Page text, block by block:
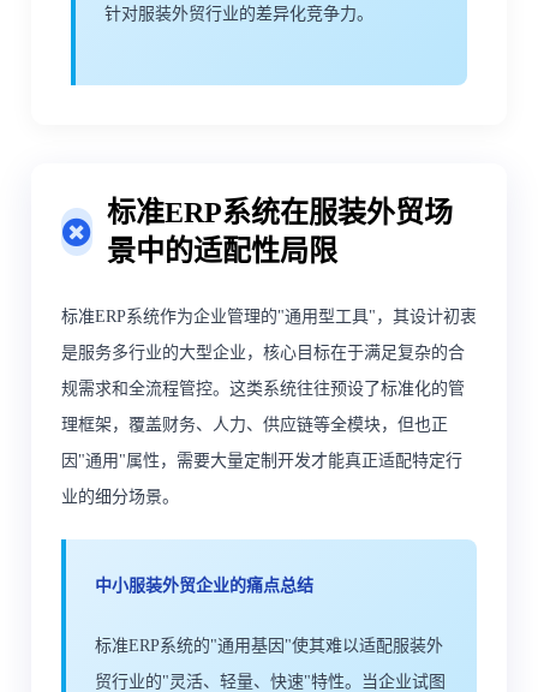
针对服装外贸行业的差异化竞争力。
标准ERP系统在服装外贸场
景中的适配性局限
标准ERP系统作为企业管理的"通用型工具"，其设计初衷
是服务多行业的大型企业，核心目标在于满足复杂的合
规需求和全流程管控。这类系统往往预设了标准化的管
理框架，覆盖财务、人力、供应链等全模块，但也正
因"通用"属性，需要大量定制开发才能真正适配特定行
业的细分场景。
中小服装外贸企业的痛点总结
标准ERP系统的"通用基因"使其难以适配服装外
贸行业的"灵活、轻量、快速"特性。当企业试图